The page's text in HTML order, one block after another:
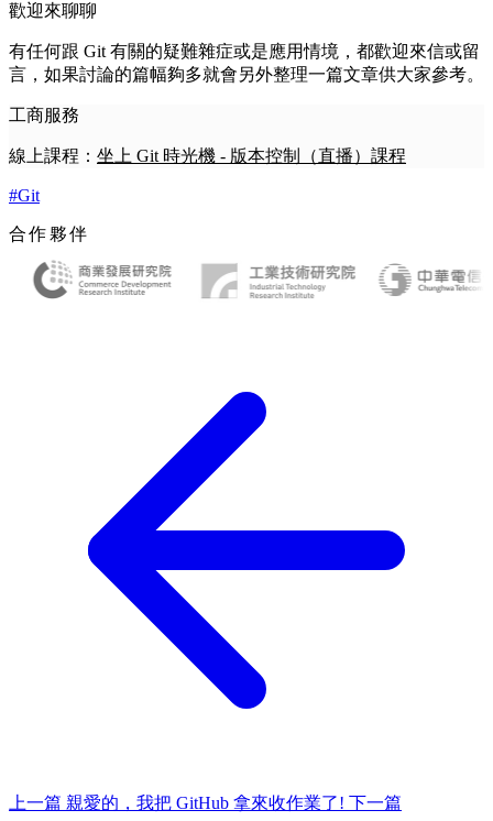
歡迎來聊聊
有任何跟 Git 有關的疑難雜症或是應用情境，都歡迎來信或留
言，如果討論的篇幅夠多就會另外整理一篇文章供大家參考。
工商服務
線上課程： 坐上 Git 時光機 - 版本控制（直播）課程
#Git
合作夥伴
上一篇 親愛的，我把 GitHub 拿來收作業了! 下一篇